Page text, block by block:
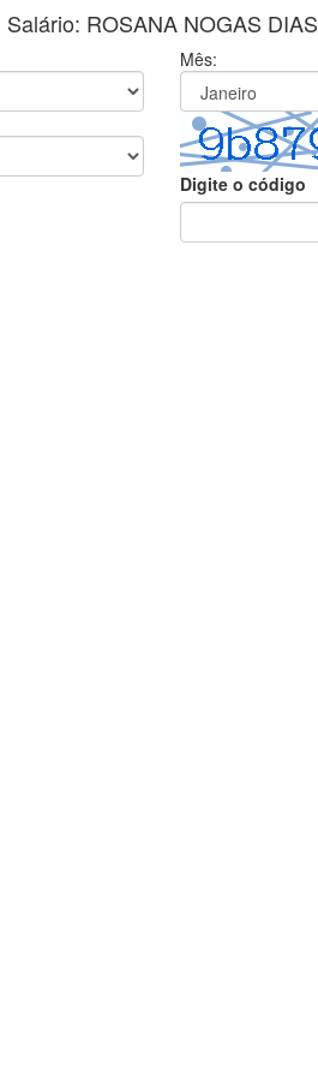
Salário: ROSANA NOGAS DIAS
Mês:
Digite o código